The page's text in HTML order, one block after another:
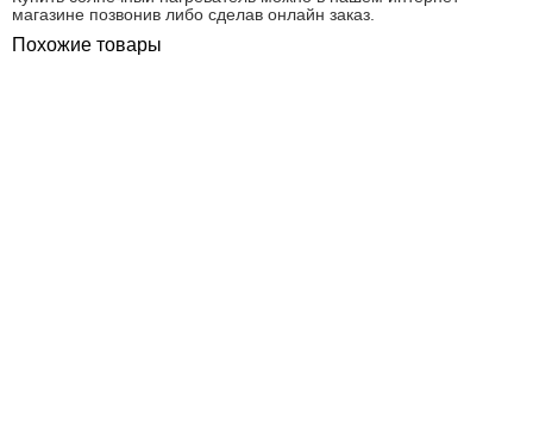
магазине позвонив либо сделав онлайн заказ.
Похожие товары